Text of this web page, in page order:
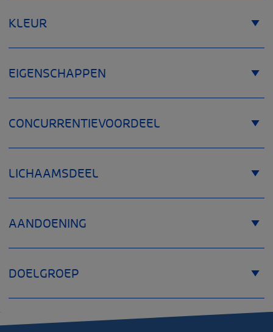
KLEUR
EIGENSCHAPPEN
CONCURRENTIEVOORDEEL
LICHAAMSDEEL
AANDOENING
DOELGROEP